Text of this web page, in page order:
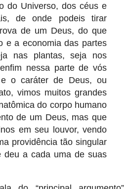
do Universo, dos céus e
de onde podeis tirar
de um Deus, do que
e a economia das partes
nas plantas, seja nos
nessa parte de vós
o caráter de Deus, ou
vimos muitos grandes
do corpo humano
de um Deus, mas que
em seu louvor, vendo
providência tão singular
deu a cada uma de suas